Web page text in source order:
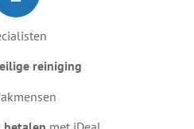
reiniging